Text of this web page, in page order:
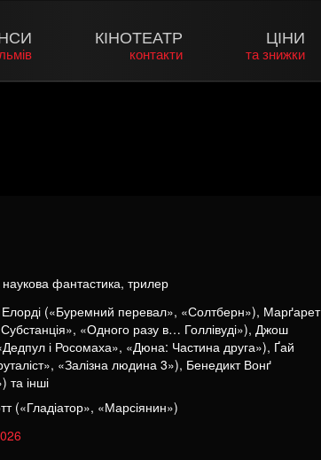
КІНОТЕАТР
контакти
ЦІНИ
та знижки
фантастика, трилер
(«Буремний перевал», «Солтберн»), Марґарет
«Одного разу в… Голлівуді»), Джош
і Росомаха», «Дюна: Частина друга»), Ґай
«Залізна людина 3»), Бенедикт Вонґ
та інші
(«Гладіатор», «Марсіянин»)